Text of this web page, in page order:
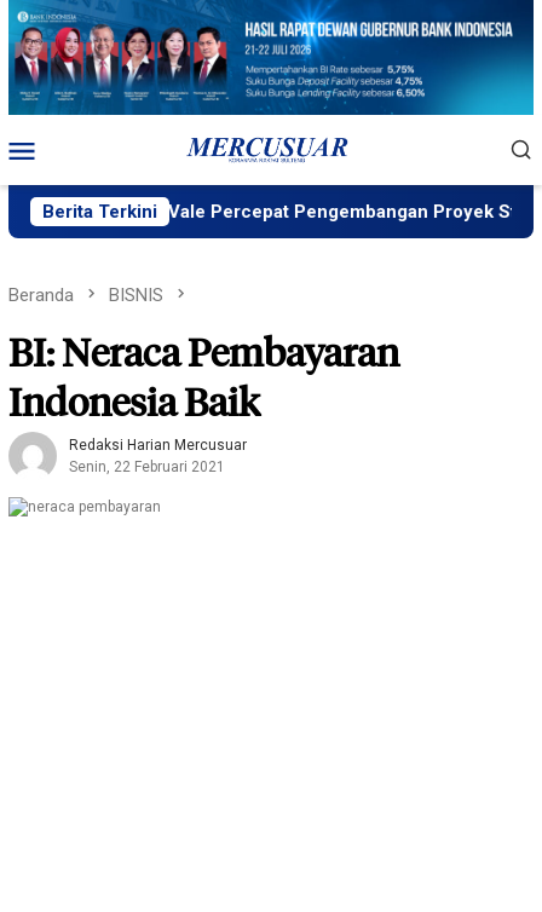
Loncat
konten
Mobile
Berita Terkini
ID, PT Vale Percepat Pengembangan Proyek Strategis IGP
Beranda BISNIS
BI: Neraca Pembayaran
Indonesia Baik
Redaksi Harian Mercusuar
Senin, 22 Februari 2021